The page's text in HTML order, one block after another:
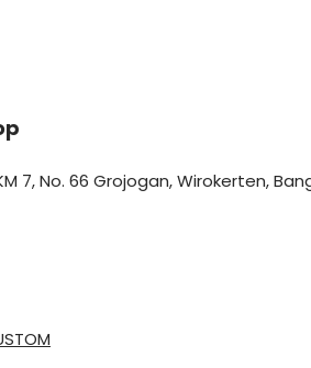
7, No. 66 Grojogan, Wirokerten,